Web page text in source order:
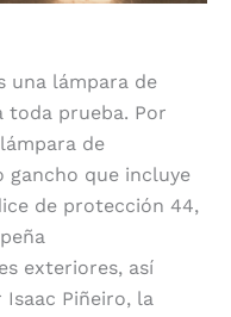
una lámpara de
toda prueba. Por
de
gancho que incluye
de protección 44,
exteriores, así
Piñeiro, la